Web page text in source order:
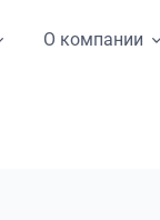
О компании